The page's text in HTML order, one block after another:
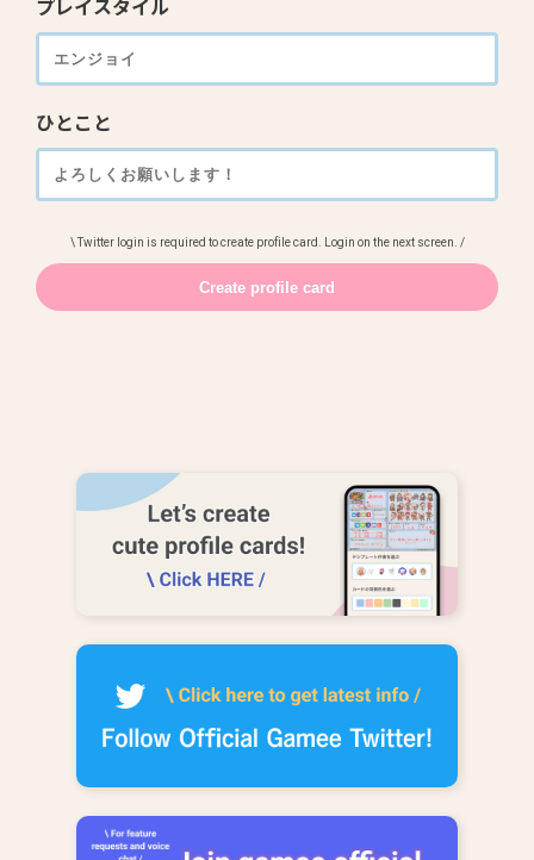
プレイスタイル
ひとこと
\ Twitter login is required to create profile card. Login on the next screen. /